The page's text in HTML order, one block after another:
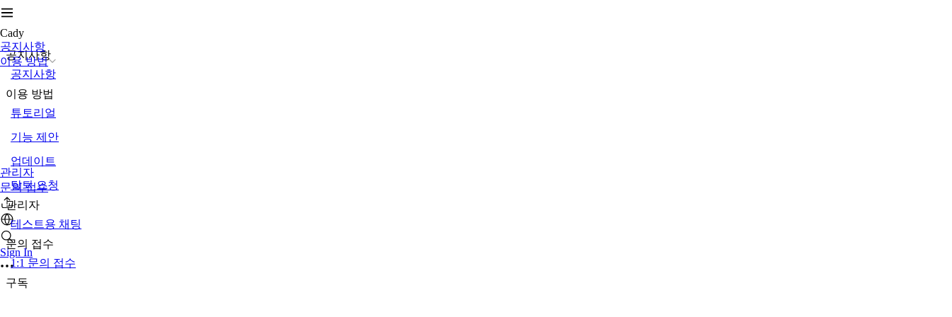
Cady
공지사항
이용 방법
관리자
문의 접수
Sign In
공지사항
공지사항
이용 방법
튜토리얼
기능 제안
업데이트
탈퇴 요청
관리자
테스트용 채팅
문의 접수
1:1 문의 접수
구독